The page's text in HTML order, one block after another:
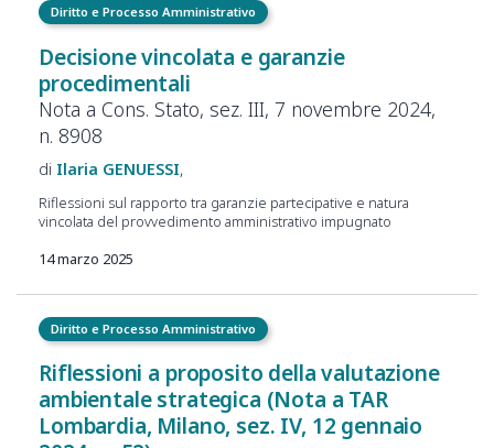
Diritto e Processo Amministrativo
Decisione vincolata e garanzie
procedimentali
Nota a Cons. Stato, sez. III, 7 novembre 2024,
n. 8908
Ilaria GENUESSI
Riflessioni sul rapporto tra garanzie partecipative e natura
vincolata del provvedimento amministrativo impugnato
14 marzo 2025
Diritto e Processo Amministrativo
Riflessioni a proposito della valutazione
ambientale strategica (Nota a TAR
Lombardia, Milano, sez. IV, 12 gennaio